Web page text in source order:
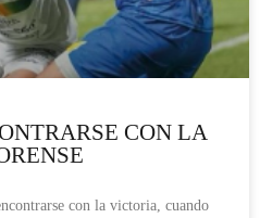
CON LA
con la victoria, cuando